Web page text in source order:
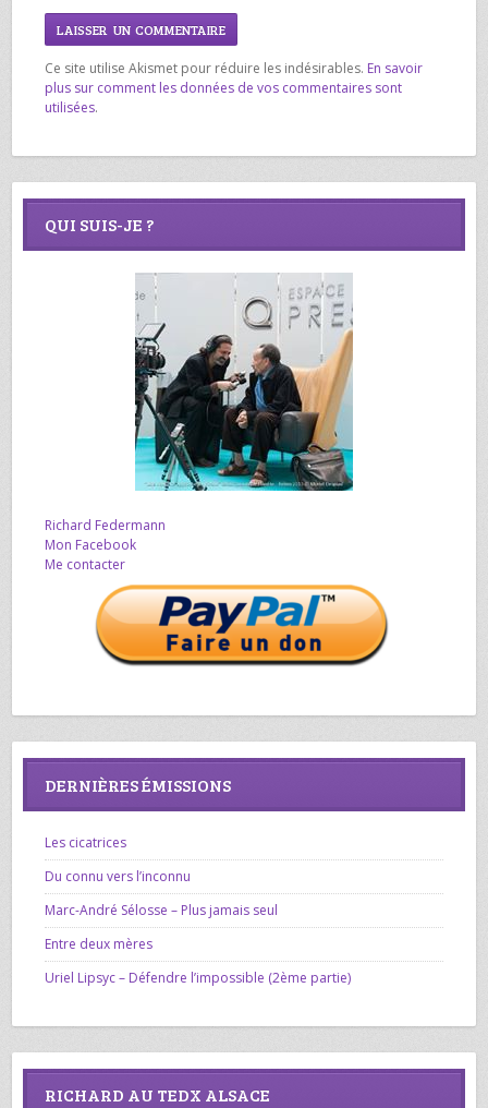
Ce site utilise Akismet pour réduire les indésirables. En savoir
plus sur comment les données de vos commentaires sont
utilisées.
QUI SUIS-JE ?
Richard Federmann
Mon Facebook
Me contacter
DERNIÈRES ÉMISSIONS
Les cicatrices
Du connu vers l’inconnu
Marc-André Sélosse – Plus jamais seul
Entre deux mères
Uriel Lipsyc – Défendre l’impossible (2ème partie)
RICHARD AU TEDX ALSACE